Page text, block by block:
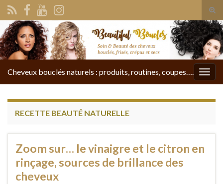
Search for:
Cheveux bouclés naturels : produits, routines, coupes….
RECETTE BEAUTÉ NATURELLE
Zoom sur… le vinaigre et le citron en
rinçage, sources de brillance des
cheveux